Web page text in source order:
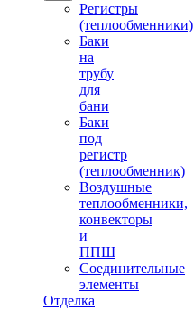
Регистры
(теплообменники)
Баки
на
трубу
для
бани
Баки
под
регистр
(теплообменник)
Воздушные
теплообменники,
конвекторы
и
ППШ
Соединительные
элементы
Отделка